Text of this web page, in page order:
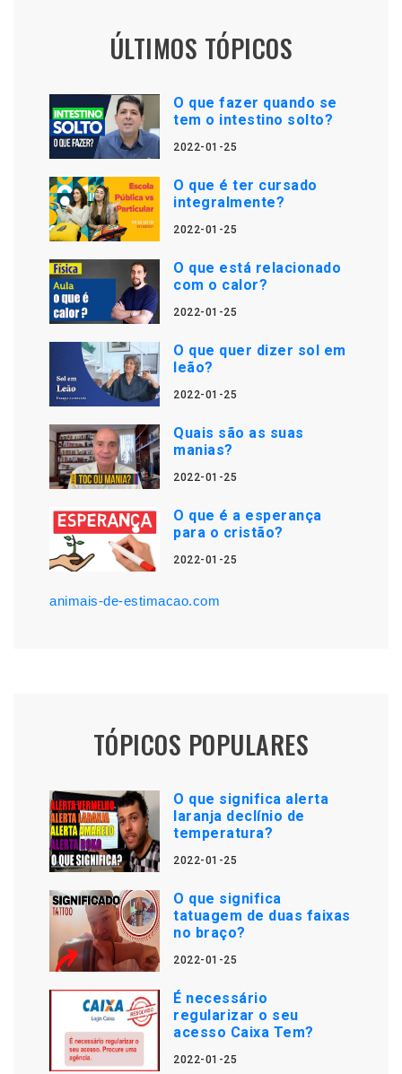
ÚLTIMOS TÓPICOS
O que fazer quando se
tem o intestino solto?
2022-01-25
O que é ter cursado
integralmente?
2022-01-25
O que está relacionado
com o calor?
2022-01-25
O que quer dizer sol em
leão?
2022-01-25
Quais são as suas
manias?
2022-01-25
O que é a esperança
para o cristão?
2022-01-25
animais-de-estimacao.com
TÓPICOS POPULARES
O que significa alerta
laranja declínio de
temperatura?
2022-01-25
O que significa
tatuagem de duas faixas
no braço?
2022-01-25
É necessário
regularizar o seu
acesso Caixa Tem?
2022-01-25